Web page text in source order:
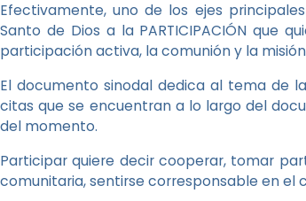
Efectivamente, uno de los ejes
Santo de Dios a la PARTICIPACIÓN que
participación activa, la comunión y la
El documento sinodal dedica al tema de
citas que se encuentran a lo largo del
del momento.
Participar quiere decir cooperar, tomar
comunitaria, sentirse corresponsable en el